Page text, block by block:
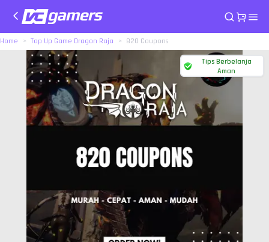
Home Top Up Game Dragon Raja 820 Coupons
Tips Berbelanja
Aman